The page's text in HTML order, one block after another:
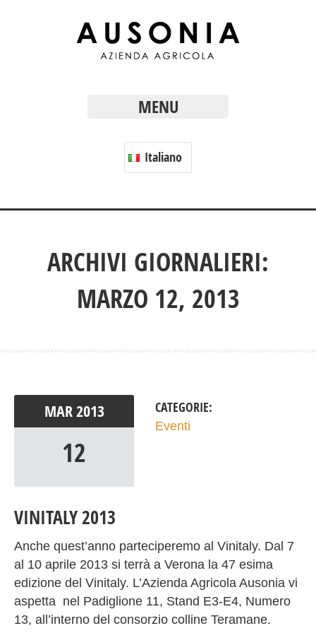
MENU
Italiano
ARCHIVI GIORNALIERI:
MARZO 12, 2013
MAR2013
12
CATEGORIE:
Eventi
VINITALY 2013
Anche quest’anno parteciperemo al Vinitaly. Dal 7
al 10 aprile 2013 si terrà a Verona la 47 esima
edizione del Vinitaly. L’Azienda Agricola Ausonia vi
aspetta nel Padiglione 11, Stand E3-E4, Numero
13, all’interno del consorzio colline Teramane.